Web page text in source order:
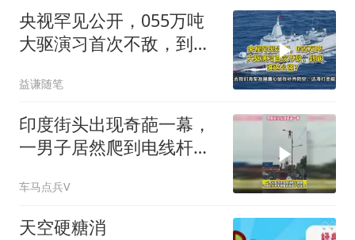
央视罕见公开，055万吨
大驱演习首次不敌，到底
益谦随笔
印度街头出现奇葩一幕，
一男子居然爬到电线杆上
车马点兵V
天空硬糖消